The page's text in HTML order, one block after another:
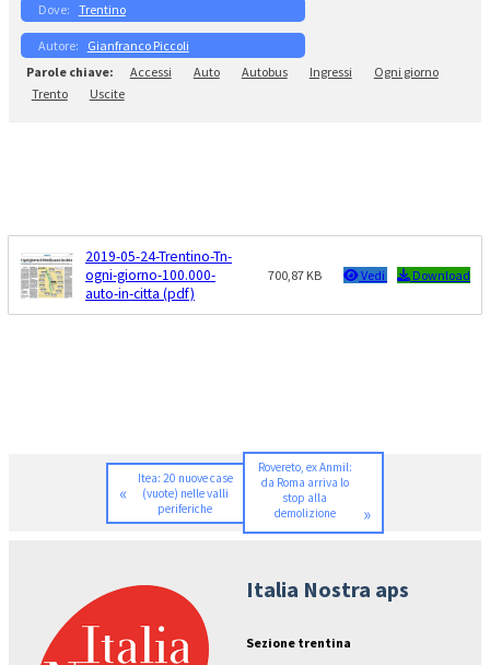
Trentino
Gianfranco Piccoli
Accessi
Auto Autobus Ingressi
Ogni giorno
Trento
Uscite
2019-05-24-Trentino-Tn-
ogni-giorno-100.000-
auto-in-citta (pdf)
700,87 KB Vedi Download
«
Itea: 20 nuove case
(vuote) nelle valli
periferiche
Rovereto, ex Anmil:
da Roma arriva lo
stop alla
demolizione
»
Italia Nostra aps
Sezione trentina